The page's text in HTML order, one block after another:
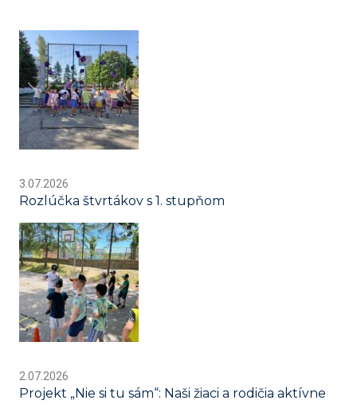
3.07.2026
Rozlúčka štvrtákov s 1. stupňom
2.07.2026
Projekt „Nie si tu sám“: Naši žiaci a rodičia aktívne